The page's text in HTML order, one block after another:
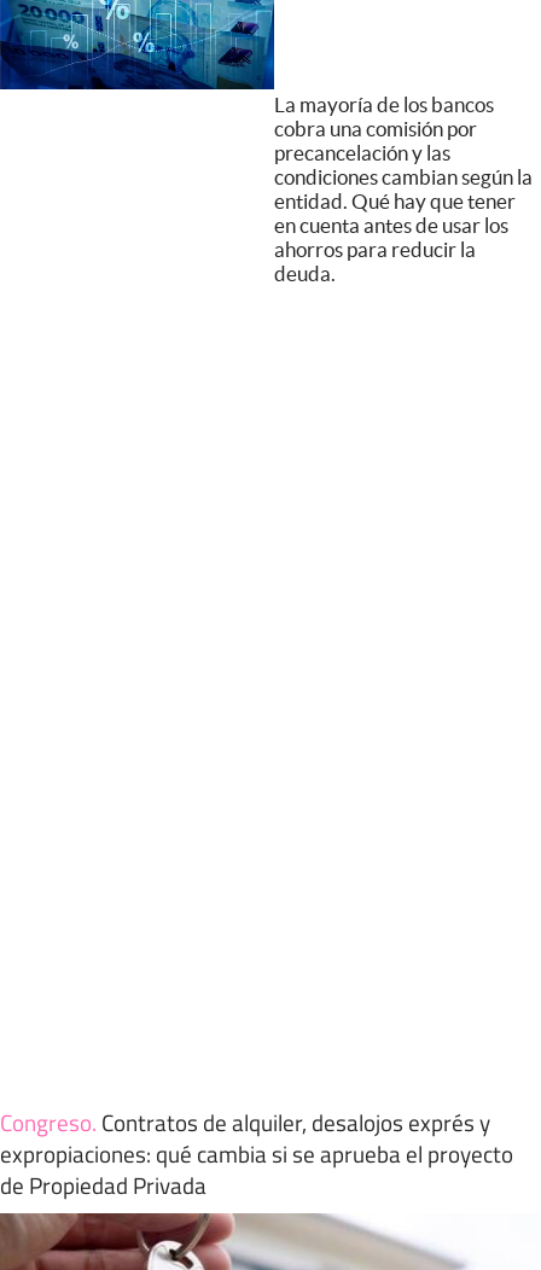
La mayoría de los bancos
cobra una comisión por
precancelación y las
condiciones cambian según la
entidad. Qué hay que tener
en cuenta antes de usar los
ahorros para reducir la
deuda.
Congreso. Contratos de alquiler, desalojos exprés y
expropiaciones: qué cambia si se aprueba el proyecto
de Propiedad Privada